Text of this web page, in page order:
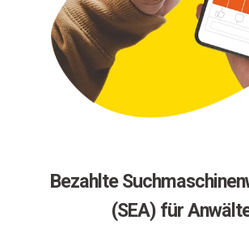
Bezahlte
(SEA) für